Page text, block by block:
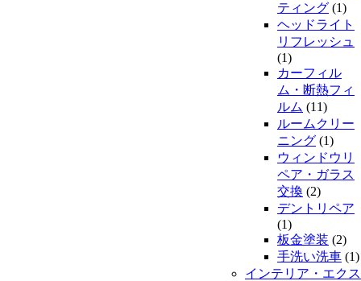
ティング (1)
ヘッドライト
リフレッシュ
(1)
カーフィル
ム・断熱フィ
ルム (11)
ルームクリー
ニング (1)
ウィンドウリ
ペア・ガラス
交換 (2)
デントリペア
(1)
板金塗装 (2)
手洗い洗車 (1)
インテリア・エクス